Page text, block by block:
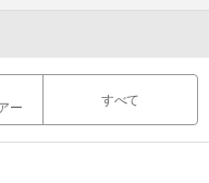
ー
すべて